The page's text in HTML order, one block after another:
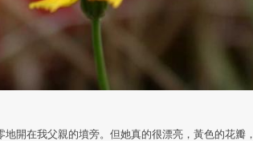
開在我父親的墳旁。但她真的很漂亮，黃色的花瓣，